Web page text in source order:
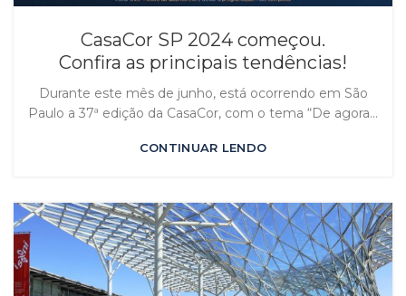
CasaCor SP 2024 começou.
Confira as principais tendências!
Durante este mês de junho, está ocorrendo em São
Paulo a 37ª edição da CasaCor, com o tema “De agora...
CONTINUAR LENDO